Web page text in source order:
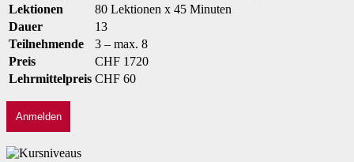
Lektionen
80 Lektionen x 45 Minuten
Dauer
13
Teilnehmende
3 – max. 8
Preis
CHF 1720
Lehrmittelpreis CHF 60
Anmelden